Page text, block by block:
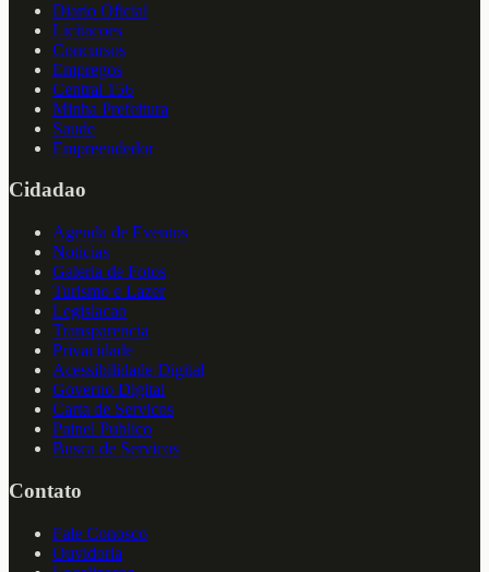
Diario Oficial
Licitacoes
Concursos
Empregos
Central 156
Minha Prefeitura
Saude
Empreendedor
Cidadao
Agenda de Eventos
Noticias
Galeria de Fotos
Turismo e Lazer
Legislacao
Transparencia
Privacidade
Acessibilidade Digital
Governo Digital
Carta de Servicos
Painel Publico
Busca de Servicos
Contato
Fale Conosco
Ouvidoria